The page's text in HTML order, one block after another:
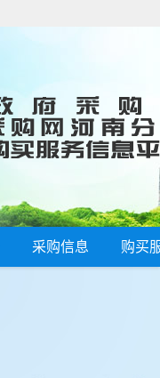
采购信息 购买